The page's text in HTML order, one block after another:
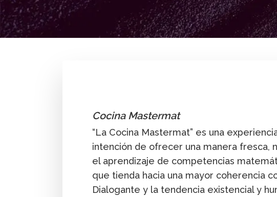
Cocina Mastermat
“La Cocina Mastermat” es una
intención de ofrecer una manera fresca,
el aprendizaje de competencias
que tienda hacia una mayor coherencia
Dialogante y la tendencia existencial y